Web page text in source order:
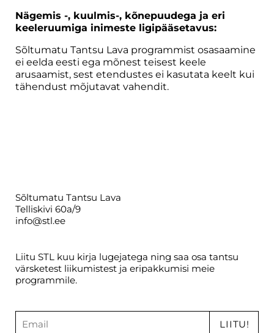
Nägemis -, kuulmis-, kõnepuudega ja eri
keeleruumiga inimeste ligipääsetavus:
Sõltumatu Tantsu Lava programmist osasaamine
ei eelda eesti ega mõnest teisest keele
arusaamist, sest etendustes ei kasutata keelt kui
tähendust mõjutavat vahendit.
Sõltumatu Tantsu Lava
Telliskivi 60a/9
info@stl.ee
Liitu STL kuu kirja lugejatega ning saa osa tantsu
värsketest liikumistest ja eripakkumisi meie
programmile.
LIITU!